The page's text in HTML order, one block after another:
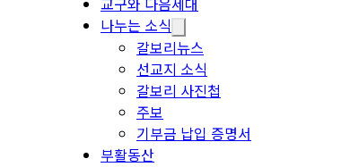
나누는 소식
갈보리뉴스
선교지 소식
갈보리 사진첩
주보
기부금 납입 증명서
부활동산